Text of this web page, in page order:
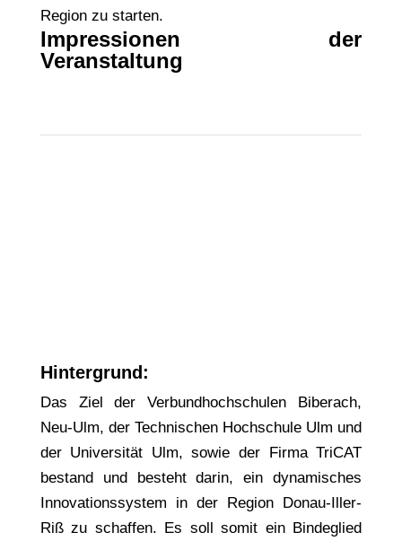
Region zu starten.
Impressionen der
Veranstaltung
Hintergrund:
Das Ziel der Verbundhochschulen Biberach,
Neu-Ulm, der Technischen Hochschule Ulm und
der Universität Ulm, sowie der Firma TriCAT
bestand und besteht darin, ein dynamisches
Innovationssystem in der Region Donau-Iller-
Riß zu schaffen. Es soll somit ein Bindeglied